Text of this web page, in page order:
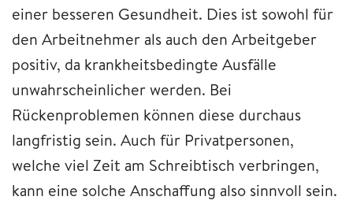
einer besseren Gesundheit. Dies ist sowohl für
den Arbeitnehmer als auch den Arbeitgeber
positiv, da krankheitsbedingte Ausfälle
unwahrscheinlicher werden. Bei
Rückenproblemen können diese durchaus
langfristig sein. Auch für Privatpersonen,
welche viel Zeit am Schreibtisch verbringen,
kann eine solche Anschaffung also sinnvoll sein.